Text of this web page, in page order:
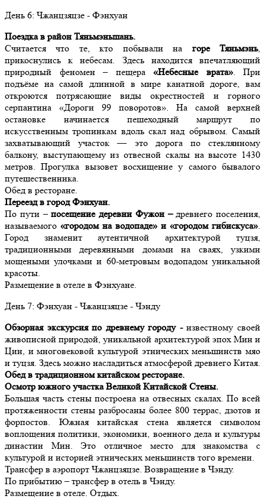
День 6: Чжанцзяцзе - Фэнхуан
Поездка в район Тяньмэньшань.
Считается что те, кто побывали на горе Тяньмэнь,
прикоснулись к небесам. Здесь находится впечатляющий
природный феномен – пещера «Небесные врата». При
подъёме на самой длинной в мире канатной дороге, вам
откроются потрясающие виды окрестностей и горного
серпантина «Дороги 99 поворотов». На самой верхней
остановке начинается пешеходный маршрут по
искусственным тропинкам вдоль скал над обрывом. Самый
захватывающий участок — это дорога по стеклянному
балкону, выступающему из отвесной скалы на высоте 1430
метров. Прогулка вызовет восхищение у самого бывалого
путешественника.
Обед в ресторане.
Переезд в город Фэнхуан.
По пути –посещение деревни Фужон – древнего поселения,
называемого «городом на водопаде» и «городом гибискуса»
Город знаменит аутентичной архитектурой туцзя,
традиционными деревянными домами на сваях, узкими
мощеными улочками и 60-метровым водопадом уникальной
красоты.
Размещение в отеле в Фэнхуане.
День 7: Фэнхуан - Чжанцзяцзе - Чэнду
Обзорная экскурсия по древнему городу -известному своей
живописной природой, уникальной архитектурой эпох Мин и
Цин, и многовековой культурой этнических меньшинств мяо
и туцзя. Здесь можно насладиться атмосферой древнего Китая.
Обед в традиционном китайском ресторане.
Осмотр южного участка Великой Китайской Стены.
Большая часть стены построена на отвесных скалах. По всей
протяженности стены разбросаны более 800 террас, дзотов и
форпостов. Южная китайская стена является символом
воплощения политики, экономики, военного дела и культуры
династии Мин. Это отличное место для знакомства с
культурой и историей этнических меньшинств того времени.
Трансфер в аэропорт Чжанцзяцзе. Возвращение в Чэнду.
По прибытию – трансфер в отель в Чэнду.
Размещение в отеле. Отдых.